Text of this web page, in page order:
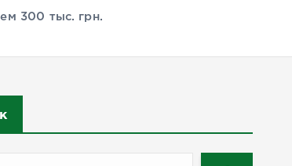
300 тыс. грн.